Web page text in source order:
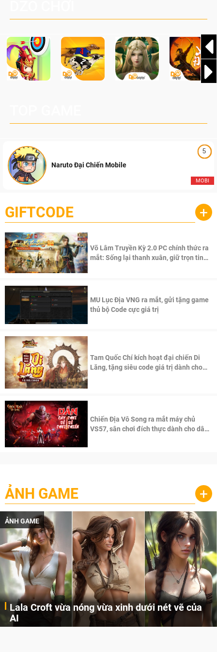
5
MOBI
Naruto Đại Chiến Mobile
GIFTCODE +
Võ Lâm Truyền Kỳ 2.0 PC chính thức ra
mắt: Sống lại thanh xuân, giữ trọn tinh
MU Lục Địa VNG ra mắt, gửi tặng game
thủ bộ Code cực giá trị
Tam Quốc Chí kích hoạt đại chiến Di
Lăng, tặng siêu code giá trị dành cho
Chiến Địa Vô Song ra mắt máy chủ
VS57, sân chơi đích thực dành cho dân
ẢNH GAME +
ẢNH GAME
Lala Croft vừa nóng vừa xinh dưới nét vẽ của
AI